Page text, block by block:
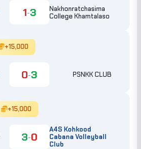
1-3
Nakhonratchasima
College Khamtalaso
0-3 PSNKK CLUB
+15,000
3-0
A4S Kohkood
Cabana Volleyball
Club
+15,000